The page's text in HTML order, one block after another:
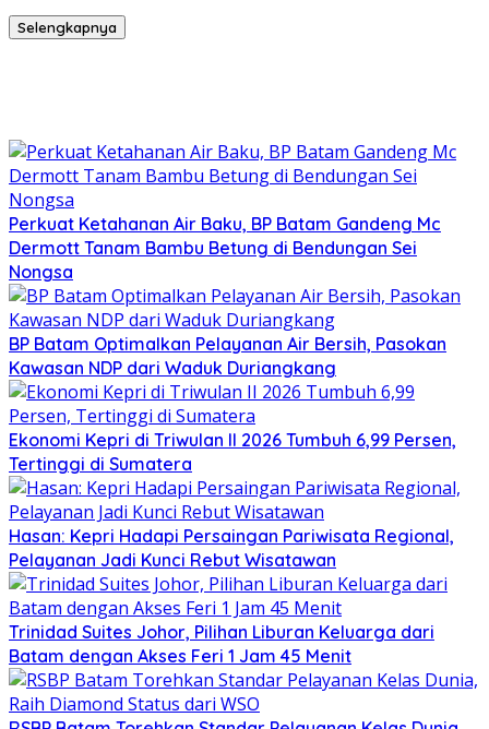
Selengkapnya
Perkuat Ketahanan Air Baku, BP Batam Gandeng Mc
Dermott Tanam Bambu Betung di Bendungan Sei
Nongsa
BP Batam Optimalkan Pelayanan Air Bersih, Pasokan
Kawasan NDP dari Waduk Duriangkang
Ekonomi Kepri di Triwulan II 2026 Tumbuh 6,99 Persen,
Tertinggi di Sumatera
Hasan: Kepri Hadapi Persaingan Pariwisata Regional,
Pelayanan Jadi Kunci Rebut Wisatawan
Trinidad Suites Johor, Pilihan Liburan Keluarga dari
Batam dengan Akses Feri 1 Jam 45 Menit